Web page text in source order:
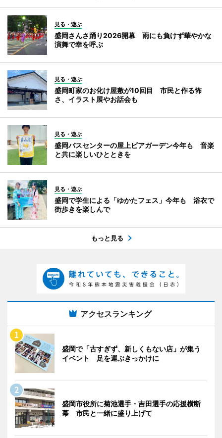
見る・遊ぶ
盛岡さんさ踊り2026開幕 雨にも負けず華やかな
演舞で幸を呼ぶ
見る・遊ぶ
盛岡町家のお化け屋敷が10回目 市民と作る怖
さ、イラスト展やお話会も
見る・遊ぶ
盛岡バスセンターの屋上ビアガーデン今年も 音楽
と共に楽しいひとときを
見る・遊ぶ
盛岡で学生による「ゆかたフェス」今年も 浴衣で
街歩きを楽しんで
もっと見る
アクセスランキング
盛岡で「古すぎず、新しくもない店」が集う
イベント 足を運ぶきっかけに
盛岡市役所に菊池選手・吉田選手の応援横断
幕 市民と一緒に盛り上げて